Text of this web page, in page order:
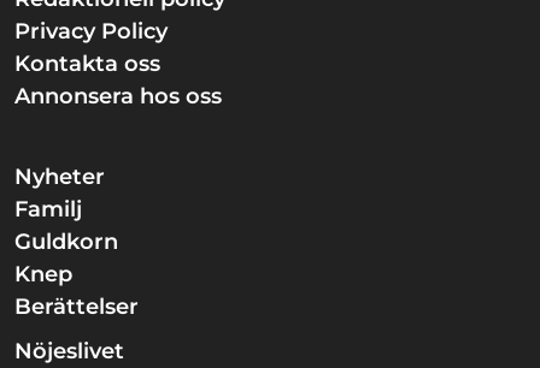
Privacy Policy
Kontakta oss
Annonsera hos oss
Nyheter
Familj
Guldkorn
Knep
Berättelser
Nöjeslivet